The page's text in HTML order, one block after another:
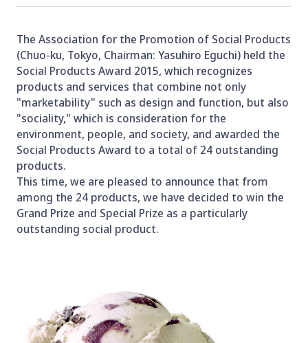
The Association for the Promotion of Social Products
(Chuo-ku, Tokyo, Chairman: Yasuhiro Eguchi) held the
Social Products Award 2015, which recognizes
products and services that combine not only
"marketability" such as design and function, but also
"sociality," which is consideration for the
environment, people, and society, and awarded the
Social Products Award to a total of 24 outstanding
products.
This time, we are pleased to announce that from
among the 24 products, we have decided to win the
Grand Prize and Special Prize as a particularly
outstanding social product.